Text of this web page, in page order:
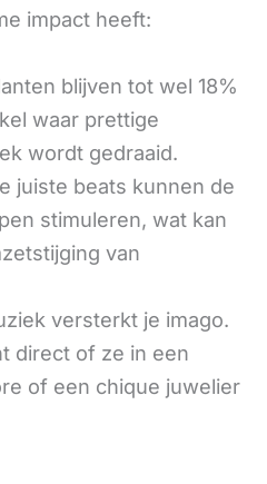
impact heeft:
blijven tot wel 18%
waar prettige
wordt gedraaid.
juiste beats kunnen de
stimuleren, wat kan
van
versterkt je imago.
direct of ze in een
of een chique juwelier